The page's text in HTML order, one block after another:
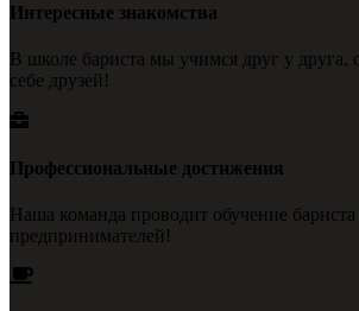
Интересные знакомства
В школе бариста мы учимся друг у друга,
себе друзей!
Профессиональные достижения
Наша команда проводит обучение бариста
предпринимателей!